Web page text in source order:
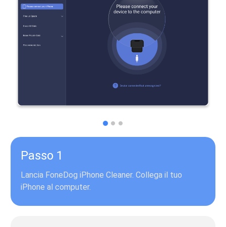
Passo 1
Lancia FoneDog iPhone Cleaner. Collega il tuo
iPhone al computer.